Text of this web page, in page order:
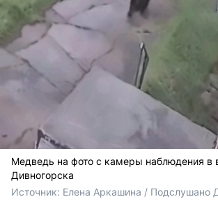
Медведь на фото с камеры наблюдения в
Дивногорска
Источник: Елена Аркашина / Подслушано